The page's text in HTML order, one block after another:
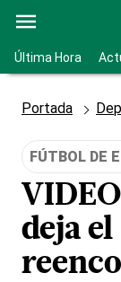
Última Hora
Portada
FÚTBOL DE
deja